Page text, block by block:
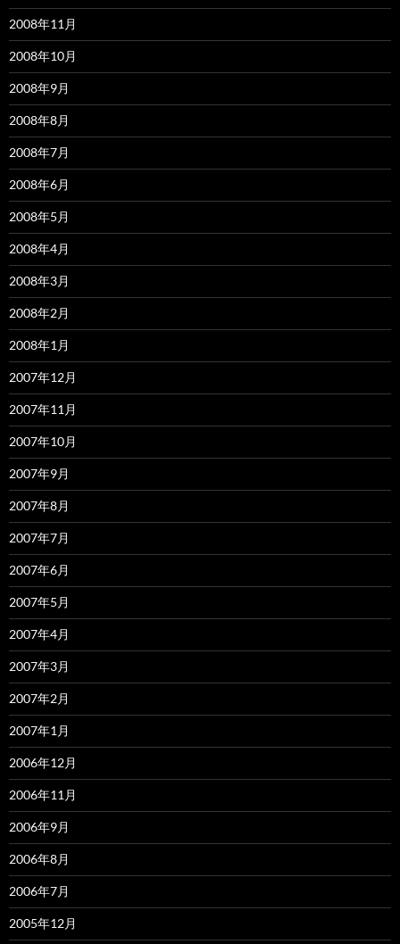
2008年11月
2008年10月
2008年9月
2008年8月
2008年7月
2008年6月
2008年5月
2008年4月
2008年3月
2008年2月
2008年1月
2007年12月
2007年11月
2007年10月
2007年9月
2007年8月
2007年7月
2007年6月
2007年5月
2007年4月
2007年3月
2007年2月
2007年1月
2006年12月
2006年11月
2006年9月
2006年8月
2006年7月
2005年12月